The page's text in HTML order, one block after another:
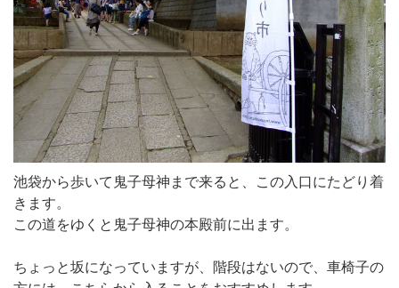
池袋から歩いて鬼子母神まで来ると、この入口にたどり着
きます。
この道をゆくと鬼子母神の本殿前に出ます。
ちょっと坂になっていますが、階段はないので、車椅子の